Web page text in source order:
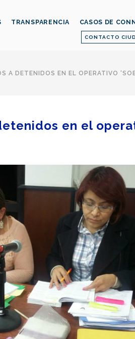
CONTACTO
TRANSPARENCIA CASOS DE
A DETENIDOS EN EL OPERATIVO
en el